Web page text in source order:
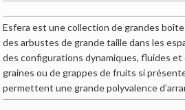
Esfera est une collection de grandes
des arbustes de grande taille dans les
des configurations dynamiques, fluides
graines ou de grappes de fruits si
permettent une grande polyvalence